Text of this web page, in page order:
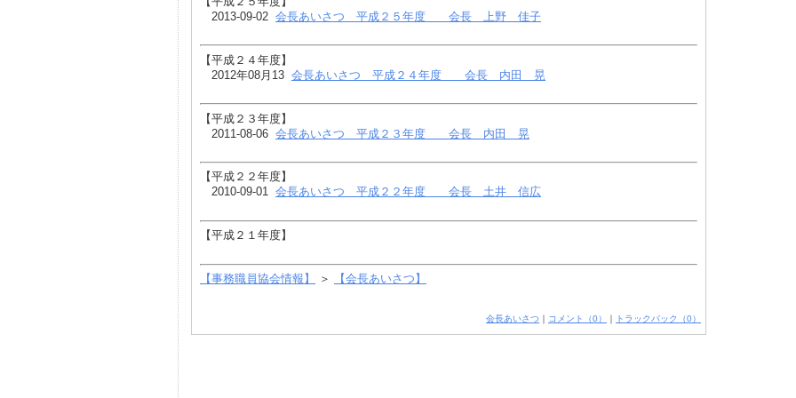
2013-09-02 会長あいさつ 平成２５年度 会長 上野 佳子
【平成２４年度】
2012年08月13 会長あいさつ 平成２４年度 会長 内田 晃
【平成２３年度】
2011-08-06 会長あいさつ 平成２３年度 会長 内田 晃
【平成２２年度】
2010-09-01 会長あいさつ 平成２２年度 会長 土井 信広
【平成２１年度】
【事務職員協会情報】 ＞ 【会長あいさつ】
会長あいさつ ｜ コメント（0） ｜ トラックバック（0）